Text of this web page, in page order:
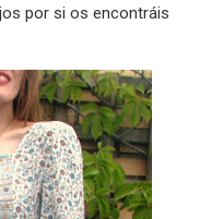
por si os encontráis